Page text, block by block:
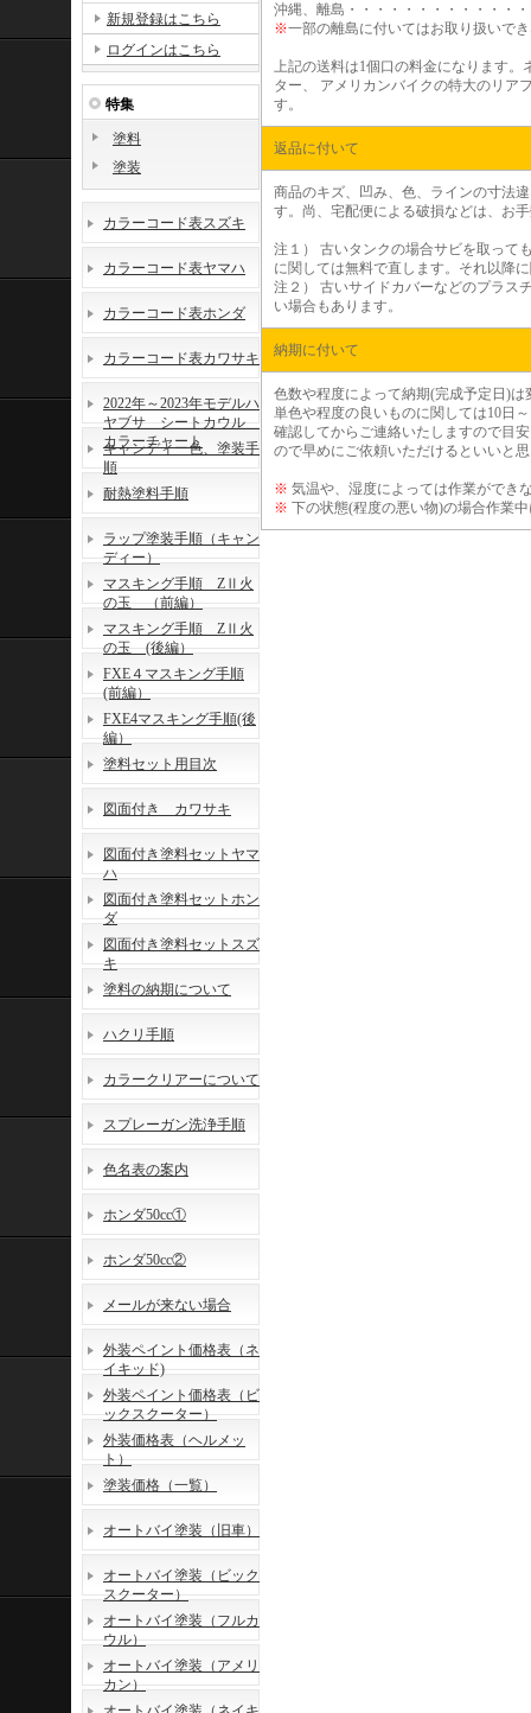
新規登録はこちら
ログインはこちら
特集
塗料
塗装
カラーコード表スズキ
カラーコード表ヤマハ
カラーコード表ホンダ
カラーコード表カワサキ
2022年～2023年モデルハ
ヤブサ シートカウル
カラーチャート
キャンディー色、塗装手
順
耐熱塗料手順
ラップ塗装手順（キャン
ディー）
マスキング手順 ZⅡ火
の玉 （前編）
マスキング手順 ZⅡ火
の玉 (後編）
FXE４マスキング手順
(前編）
FXE4マスキング手順(後
編）
塗料セット用目次
図面付き カワサキ
図面付き塗料セットヤマ
ハ
図面付き塗料セットホン
ダ
図面付き塗料セットスズ
キ
塗料の納期について
ハクリ手順
カラークリアーについて
スプレーガン洗浄手順
色名表の案内
ホンダ50cc①
ホンダ50cc②
メールが来ない場合
外装ペイント価格表（ネ
イキッド)
外装ペイント価格表（ビ
ックスクーター）
外装価格表（ヘルメッ
ト）
塗装価格（一覧）
オートバイ塗装（旧車）
オートバイ塗装（ビック
スクーター）
オートバイ塗装（フルカ
ウル）
オートバイ塗装（アメリ
カン）
沖縄、離島・・・・・・・・・・・・
※一部の離島に付いてはお取り扱いで
上記の送料は1個口の料金になります
ター、 アメリカンバイクの特大のリア
す。
返品に付いて
商品のキズ、凹み、色、ラインの寸法
す。尚、宅配便による破損などは、お
注１）
古いタンクの場合サビを取って
に関しては無料で直します。それ以降
注２）
古いサイドカバーなどのプラス
い場合もあります。
納期に付いて
色数や程度によって納期(完成予定日)は
単色や程度の良いものに関しては10日
確認してからご連絡いたしますので目
ので早めにご依頼いただけるといいと
※ 気温や、湿度によっては作業ができ
※ 下の状態(程度の悪い物)の場合作業